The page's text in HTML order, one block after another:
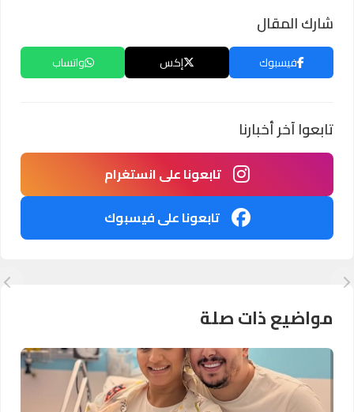
شارك المقال
فيسبوك إكس واتساب
تابعوا آخر أخبارنا
تابعونا على انستغرام
تابعونا على فيسبوك
مواضيع ذات صلة